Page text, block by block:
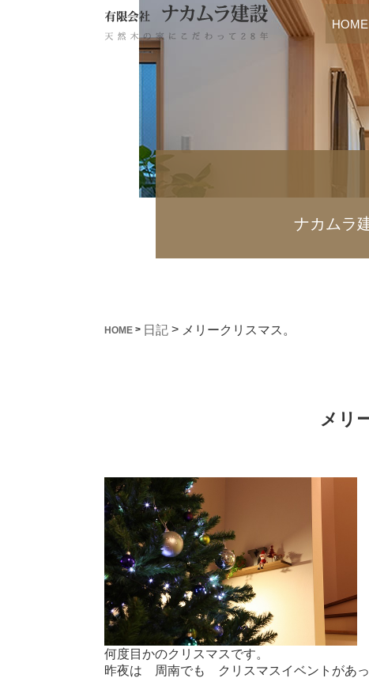
HOME
ナカムラ
HOME > 日記 > メリークリスマス。
メリ
何度目かのクリスマスです。
昨夜は 周南でも クリスマスイベントがあ